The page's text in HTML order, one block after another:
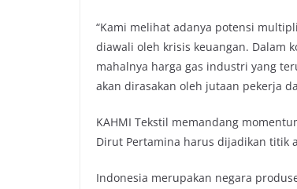
“Kami melihat adanya potensi
diawali oleh krisis keuangan. Dalam
mahalnya harga gas industri yang
akan dirasakan oleh jutaan pekerja
KAHMI Tekstil memandang
Dirut Pertamina harus dijadikan titik
Indonesia merupakan negara